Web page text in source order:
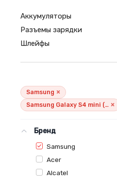
Аккумуляторы
Разъемы зарядки
Шлейфы
Samsung ×
Samsung Galaxy S4 mini (i9195) ×
Бренд
Samsung
Acer
Alcatel